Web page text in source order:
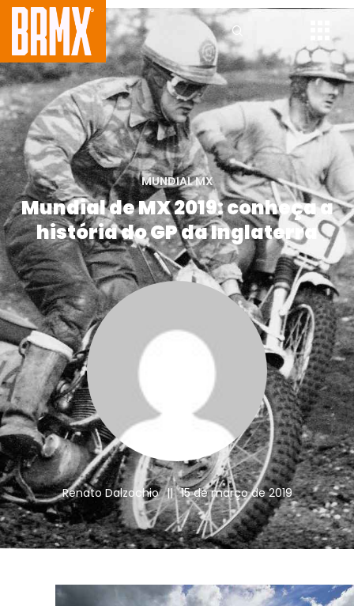
MUNDIAL MX
Mundial de MX 2019: conheça a
história do GP da Inglaterra
Renato Dalzochio || 15 de março de 2019